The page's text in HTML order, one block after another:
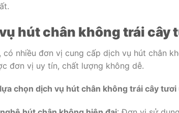
hút chân không trái cây
có nhiều đơn vị cung cấp dịch vụ hút chân
đơn vị uy tín, chất lượng không dễ.
chọn dịch vụ hút chân không trái cây tươi